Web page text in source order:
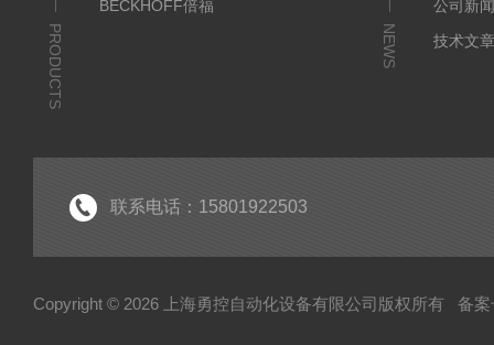
PRODUCTS
BECKHOFF倍福
NEWS
公司新
技术文
联系电话：15801922503
Copyright © 2026 上海勇控自动化设备有限公司版权所有 备案